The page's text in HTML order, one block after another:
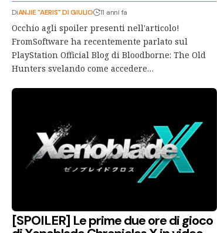
DiANJIE "AERIS" DI GIULIO 11 anni fa
Occhio agli spoiler presenti nell'articolo!
FromSoftware ha recentemente parlato sul
PlayStation Official Blog di Bloodborne: The Old
Hunters svelando come accedere…
[SPOILER] Le prime due ore di gioco